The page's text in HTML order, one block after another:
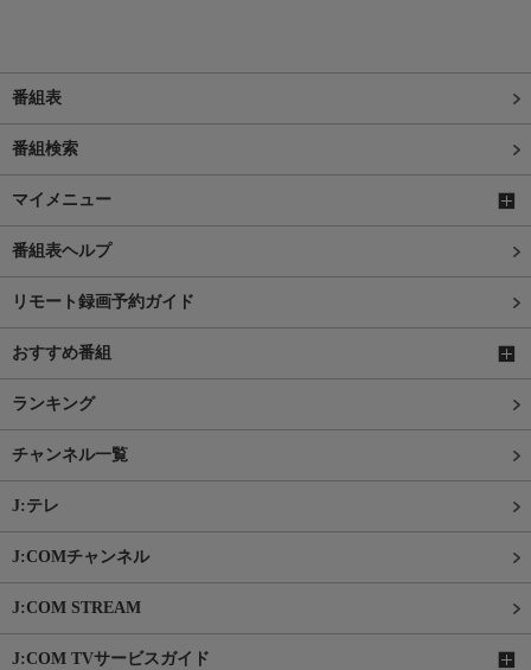
番組表
番組検索
マイメニュー
番組表ヘルプ
リモート録画予約ガイド
おすすめ番組
ランキング
チャンネル一覧
J:テレ
J:COMチャンネル
J:COM STREAM
J:COM TVサービスガイド